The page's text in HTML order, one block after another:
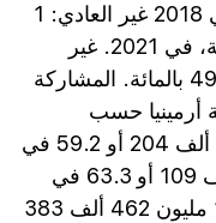
572 ألف 518 أو 62.33 بالمائة، في 2018 غير العادي: 1
مليون 261 ألف 105 أو 48.6 بالمائة، في 2021. غير
عادي: 1 مليون 281 ألف 174 أو 49.4 بالمائة. المشاركة
أرمينيا حسب
مواعيدها. في 1996: 1 مليون 333 ألف 204 أو 59.2 في
المائة، في 1998: 1 مليون 456 ألف 109 أو 63.3 في
المائة، في 2003 المرحلة الأولى: 1 مليون 462 ألف 383